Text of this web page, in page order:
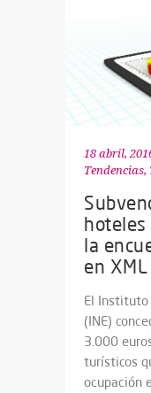
18 abril,
Tendencias,
la
en XML
El Instituto
(INE)
3.000
turísticos
ocupación